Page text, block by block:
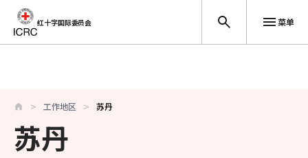
跳至主要内容
红十字国际委员会 菜单
工作地区 苏丹
苏丹